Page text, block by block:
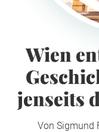
Wien
jenseits
Von Sigmund